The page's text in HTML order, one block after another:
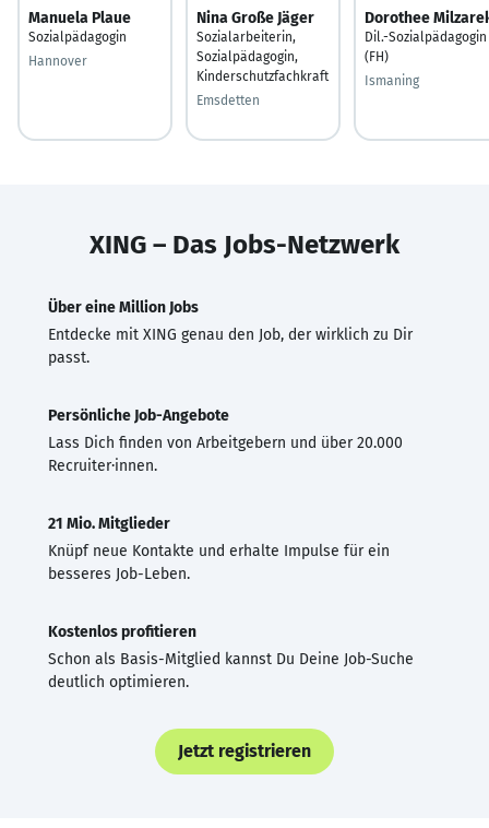
Manuela Plaue
Sozialpädagogin
Hannover
Nina Große Jäger
Sozialarbeiterin,
Sozialpädagogin,
Kinderschutzfachkraft
Emsdetten
Dorothee
Dil.-Sozialpädagogin
(FH)
Ismaning
XING – Das Jobs-Netzwerk
Über eine Million Jobs
Entdecke mit XING genau den Job, der wirklich zu Dir
passt.
Persönliche Job-Angebote
Lass Dich finden von Arbeitgebern und über 20.000
Recruiter·innen.
21 Mio. Mitglieder
Knüpf neue Kontakte und erhalte Impulse für ein
besseres Job-Leben.
Kostenlos profitieren
Schon als Basis-Mitglied kannst Du Deine Job-Suche
deutlich optimieren.
Jetzt registrieren